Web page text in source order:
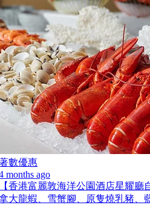
數優惠
months ago
香港富麗敦海洋公園酒店星耀廳
大龍蝦、雪蟹腳、原隻燒乳豬、